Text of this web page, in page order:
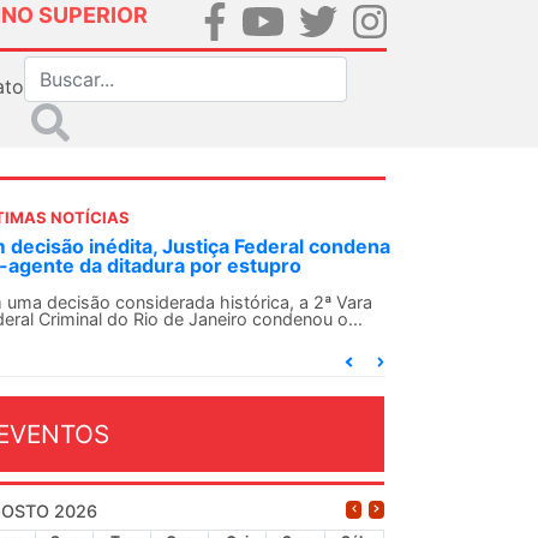
SUPERIOR
NOTÍCIAS
decisão inédita, Justiça Federal condena
agente da ditadura por estupro
uma decisão considerada histórica, a 2ª Vara
Criminal do Rio de Janeiro condenou o...
2026